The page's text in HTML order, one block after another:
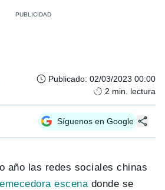
Publicado: 02/03/2023 00:00
2 min. lectura
Síguenos en Google
año las redes sociales chinas
escena donde se